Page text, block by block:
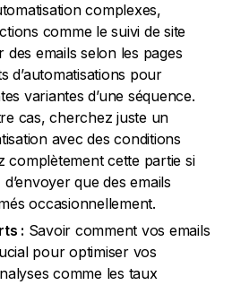
complexes,
comme le suivi de site
emails selon les pages
d’automatisations pour
variantes d’une séquence.
cas, cherchez juste un
avec des conditions
complètement cette partie si
que des emails
occasionnellement.
: Savoir comment vos emails
pour optimiser vos
comme les taux